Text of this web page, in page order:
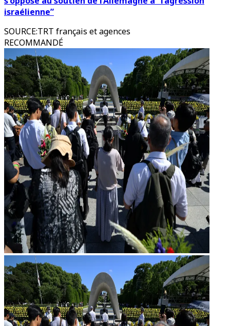
israélienne”
SOURCE:TRT français et agences
RECOMMANDÉ